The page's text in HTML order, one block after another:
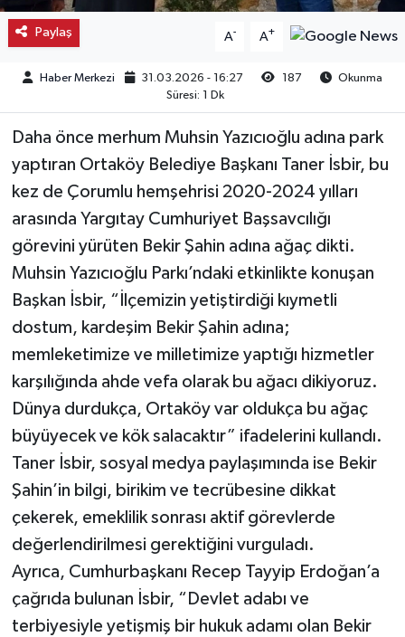
Paylaş A- A+
Haber Merkezi 31.03.2026 - 16:27 187
Okunma
Süresi: 1 Dk
Daha önce merhum Muhsin Yazıcıoğlu adına park
yaptıran Ortaköy Belediye Başkanı Taner İsbir, bu
kez de Çorumlu hemşehrisi 2020-2024 yılları
arasında Yargıtay Cumhuriyet Başsavcılığı
görevini yürüten Bekir Şahin adına ağaç dikti.
Muhsin Yazıcıoğlu Parkı’ndaki etkinlikte konuşan
Başkan İsbir, “İlçemizin yetiştirdiği kıymetli
dostum, kardeşim Bekir Şahin adına;
memleketimize ve milletimize yaptığı hizmetler
karşılığında ahde vefa olarak bu ağacı dikiyoruz.
Dünya durdukça, Ortaköy var oldukça bu ağaç
büyüyecek ve kök salacaktır” ifadelerini kullandı.
Taner İsbir, sosyal medya paylaşımında ise Bekir
Şahin’in bilgi, birikim ve tecrübesine dikkat
çekerek, emeklilik sonrası aktif görevlerde
değerlendirilmesi gerektiğini vurguladı.
Ayrıca, Cumhurbaşkanı Recep Tayyip Erdoğan’a
çağrıda bulunan İsbir, “Devlet adabı ve
terbiyesiyle yetişmiş bir hukuk adamı olan Bekir
Mecitözü
Osmancık
Sungurlu
Uğurludağ
Sağlık